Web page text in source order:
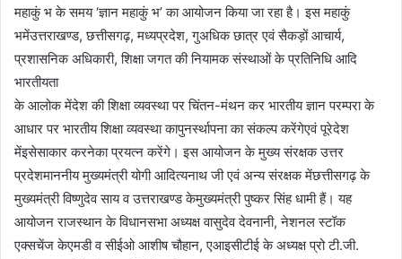
महाकुं भ के समय ‘ज्ञान महाकुं भ’ का आयोजन किया जा रहा है। इस महाकुं
भमेंउत्तराखण्ड, छत्तीसगढ़, मध्यप्रदेश, गुअधिक छात्र एवं सैकड़ों आचार्य,
प्रशासनिक अधिकारी, शिक्षा जगत की नियामक संस्थाओं के प्रतिनिधि आदि
भारतीयता
के आलोक मेंदेश की शिक्षा व्यवस्था पर चिंतन-मंथन कर भारतीय ज्ञान परम्परा के
आधार पर भारतीय शिक्षा व्यवस्था कापुनर्स्थापना का संकल्प करेंगेएवं पूरेदेश
मेंइसेसाकार करनेका प्रयत्न करेंगे। इस आयोजन के मुख्य संरक्षक उत्तर
प्रदेशमाननीय मुख्यमंत्री योगी आदित्यनाथ जी एवं अन्य संरक्षक मेंछत्तीसगढ़ के
मुख्यमंत्री विष्णुदेव साय व उत्तराखण्ड केमुख्यमंत्री पुष्कर सिंह धामी हैं। यह
आयोजन राजस्थान के विधानसभा अध्यक्ष वासुदेव देवनानी, नेशनल स्टॉक
एक्सचेंज केएमडी व सीईओ आशीष चौहान, एआइसीटीई के अध्यक्ष प्रो टी.जी.